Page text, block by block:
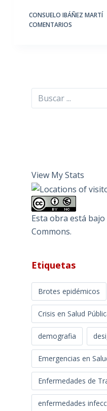
CONSUELO IBÁÑEZ MARTÍ
COMENTARIOS
Buscar
View My Stats
Esta obra está bajo
Commons.
Etiquetas
Brotes epidémicos
Crisis en Salud
demografia
Emergencias en
Enfermedades de
enfermedades